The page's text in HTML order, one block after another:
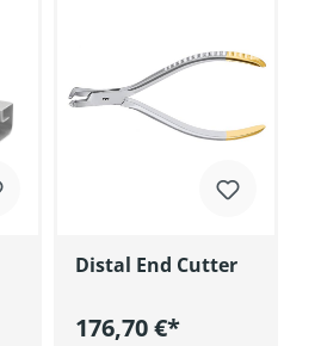
Distal End Cutter
176,70 €*